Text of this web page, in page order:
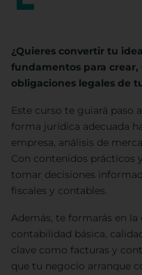
¿Quieres convertir tu
fundamentos para
obligaciones legales de
Este curso te guiará paso
forma jurídica adecuada
empresa, análisis de
Con contenidos prácticos
tomar decisiones
fiscales y contables.
Además, te formarás en
contabilidad básica,
clave como facturas y
que tu negocio arranque